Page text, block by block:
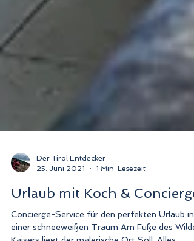
Der Tirol Entdecker
Urlaub mit Koch & Concierge